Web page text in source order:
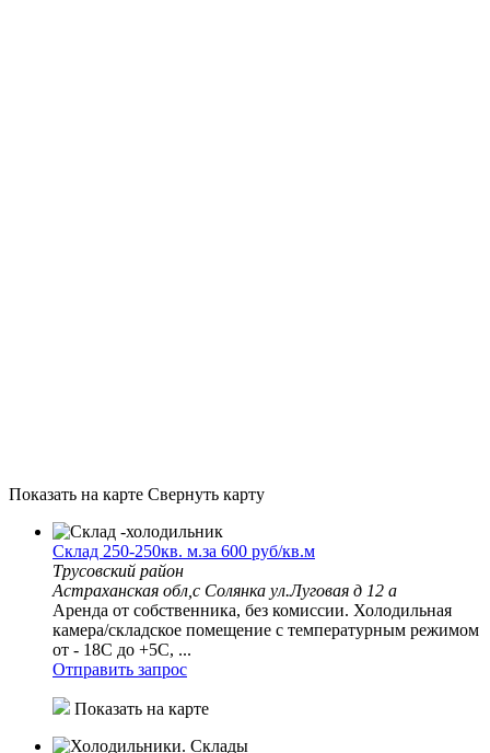
Показать на карте Свернуть карту
Склад 250-250кв. м.за 600 руб/кв.м
Трусовский район
Астраханская обл,с Солянка ул.Луговая д 12 а
Аренда от собственника, без комиссии. Холодильная
камера/складское помещение с температурным режимом
от - 18С до +5С, ...
Отправить запрос
Показать на карте